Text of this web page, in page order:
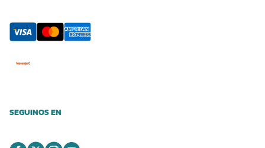
SEGUINOS EN